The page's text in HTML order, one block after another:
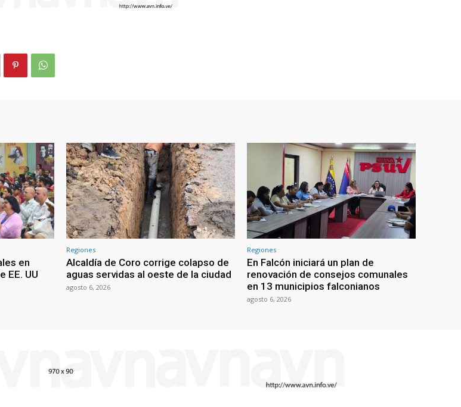
en
EE. UU
Regiones
Alcaldía de Coro corrige colapso de
aguas servidas al oeste de la ciudad
agosto 6, 2026
Regiones
En Falcón iniciará un plan de
renovación de consejos comunales
en 13 municipios falconianos
agosto 6, 2026